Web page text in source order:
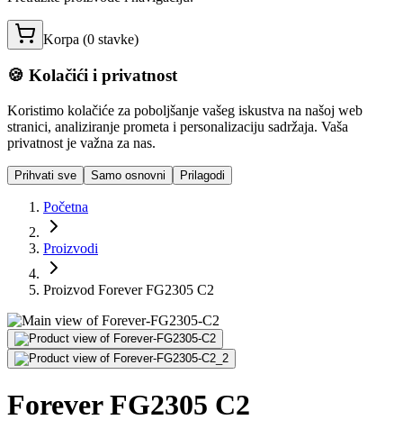
Korpa (0 stavke)
🍪 Kolačići i privatnost
Koristimo kolačiće za poboljšanje vašeg iskustva na našoj web
stranici, analiziranje prometa i personalizaciju sadržaja. Vaša
privatnost je važna za nas.
Prihvati sve Samo osnovni Prilagodi
Početna
Proizvodi
Proizvod Forever FG2305 C2
Forever FG2305 C2